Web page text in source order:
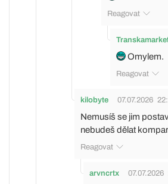
Reagovat
Omylem.
Reagovat
kilobyte 07.07.2026
Nemusíš se jim
nebudeš dělat
Reagovat
arvncrtx 07.07.2026